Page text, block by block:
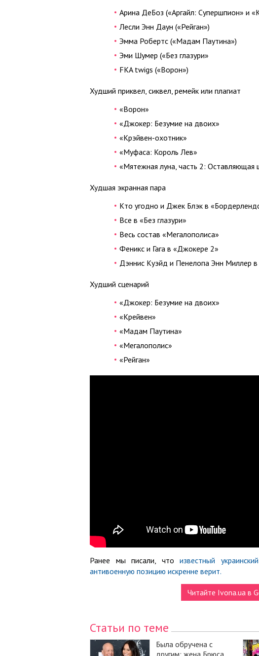
Арина ДеБоз («Аргайл: Супершпион» и
Лесли Энн Даун («Рейган»)
Эмма Робертс («Мадам Паутина»)
Эми Шумер («Без глазури»
FKA twigs («Ворон»)
Худший приквел, сиквел, ремейк или плагиат
«Ворон»
«Джокер: Безумие на двоих»
«Крэйвен-охотник»
«Муфаса: Король Лев»
«Мятежная луна, часть 2: Оставляющая
Худшая экранная пара
Кто угодно и Джек Блэк в
Все в «Без глазури»
Весь состав «Мегалополиса»
Феникс и Гага в «Джокере 2»
Дэннис Куэйд и Пенелопа Энн Миллер в
Худший сценарий
«Джокер: Безумие на двоих»
«Крейвен»
«Мадам Паутина»
«Мегалополис»
«Рейган»
Ранее мы писали, чтоизвестный
антивоенную позицию искренне верит.
Читайте Ivona.ua в
Статьи по теме
Была обручена с